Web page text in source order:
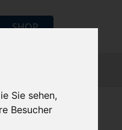
Sie sehen,
Besucher
SHOP